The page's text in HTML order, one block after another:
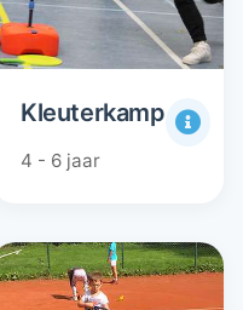
Kleuterkamp
4 - 6 jaar